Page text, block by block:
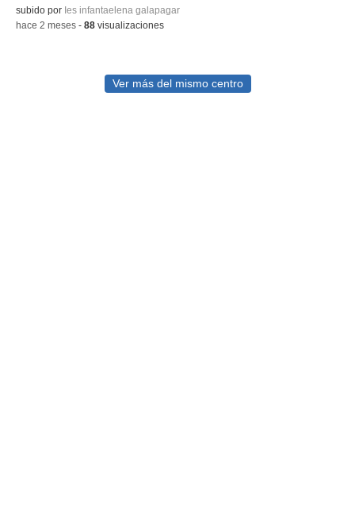
subido por Ies infantaelena galapagar
-hace 2 meses - 88 visualizaciones
Ver más del mismo centro